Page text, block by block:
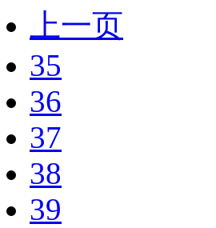
上一页
35
36
37
38
39